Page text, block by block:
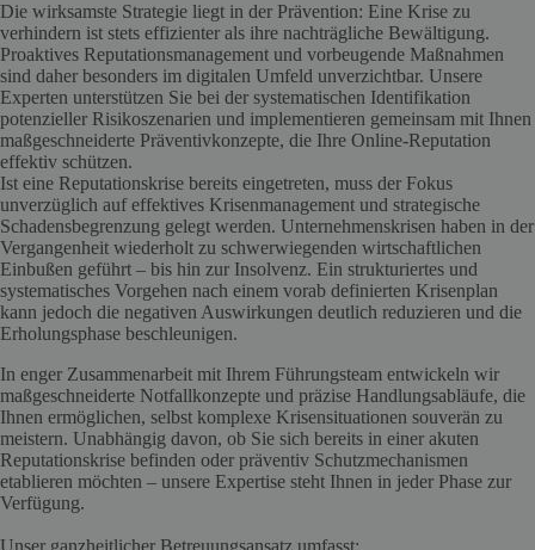
Die wirksamste Strategie liegt in der Prävention: Eine Krise zu
verhindern ist stets effizienter als ihre nachträgliche Bewältigung.
Proaktives Reputationsmanagement und vorbeugende Maßnahmen
sind daher besonders im digitalen Umfeld unverzichtbar. Unsere
Experten unterstützen Sie bei der systematischen Identifikation
potenzieller Risikoszenarien und implementieren gemeinsam mit Ihnen
maßgeschneiderte Präventivkonzepte, die Ihre Online-Reputation
effektiv schützen.
Ist eine Reputationskrise bereits eingetreten, muss der Fokus
unverzüglich auf effektives Krisenmanagement und strategische
Schadensbegrenzung gelegt werden. Unternehmenskrisen haben in der
Vergangenheit wiederholt zu schwerwiegenden wirtschaftlichen
Einbußen geführt – bis hin zur Insolvenz. Ein strukturiertes und
systematisches Vorgehen nach einem vorab definierten Krisenplan
kann jedoch die negativen Auswirkungen deutlich reduzieren und die
Erholungsphase beschleunigen.
In enger Zusammenarbeit mit Ihrem Führungsteam entwickeln wir
maßgeschneiderte Notfallkonzepte und präzise Handlungsabläufe, die
Ihnen ermöglichen, selbst komplexe Krisensituationen souverän zu
meistern. Unabhängig davon, ob Sie sich bereits in einer akuten
Reputationskrise befinden oder präventiv Schutzmechanismen
etablieren möchten – unsere Expertise steht Ihnen in jeder Phase zur
Verfügung.
Unser ganzheitlicher Betreuungsansatz umfasst: